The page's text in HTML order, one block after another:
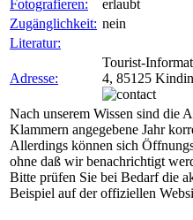
Fotografieren:
erlaubt
Zugänglichkeit: nein
Literatur:
Adresse:
Tourist-
4, 85125
Nach unserem Wissen sind die
Klammern angegebene Jahr
Allerdings können sich
ohne daß wir benachrichtigt
Bitte prüfen Sie bei Bedarf die
Beispiel auf der offiziellen